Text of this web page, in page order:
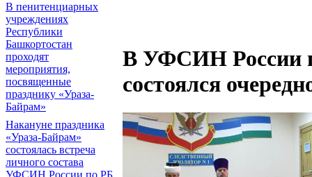
В пенитенциарных
учреждениях
Республики
Башкортостан
проходят
мероприятия,
посвященные
празднику «Ураза-
Байрам»
Накануне праздника
«Ураза-Байрам»
состоялась встреча
личного состава
УФСИН России по РБ
В УФСИН России
состоялся